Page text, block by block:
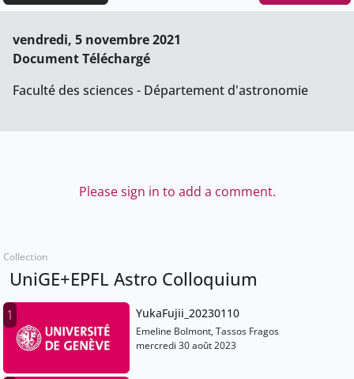
vendredi, 5 novembre 2021
Document Téléchargé
Faculté des sciences - Département d'astronomie
Please sign in to add a comment.
Collection
UniGE+EPFL Astro Colloquium
1 YukaFujii_20230110
Emeline Bolmont, Tassos Fragos
mercredi 30 août 2023